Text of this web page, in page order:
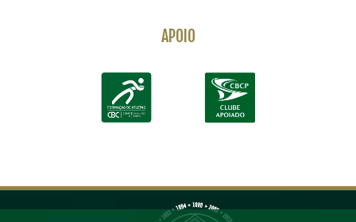
APOIO